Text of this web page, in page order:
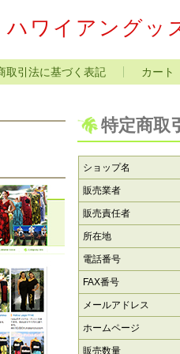
ハワイアングッ
取引法に基づく表記 カート
特定商取
ショップ名
販売業者
販売責任者
所在地
電話番号
FAX番号
メールアドレス
ホームページ
販売数量